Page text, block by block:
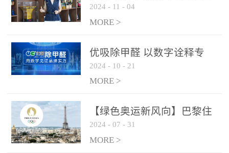
勇敢破局向“新”
2024 - 11 - 04
MORE >
优吸除甲醛 以数字诠释专
业，尽显除醛品牌实力！
2024 - 10 - 21
MORE >
【绿色奥运新风向】巴黎住
宿风波：优吸环保共建健康
绿色家居
2024 - 07 - 31
MORE >